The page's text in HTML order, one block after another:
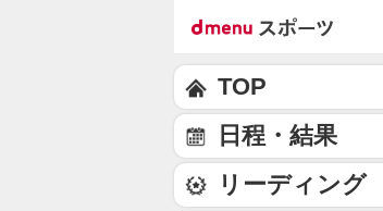
TOP
日程・結果
リーディング